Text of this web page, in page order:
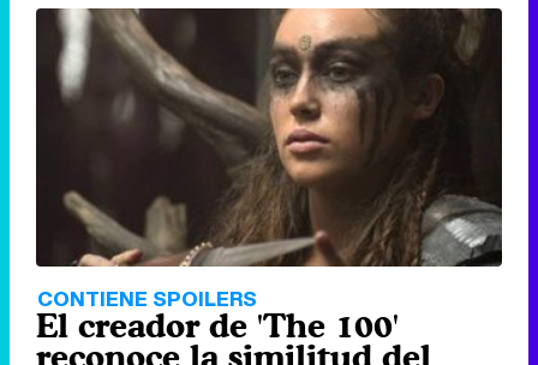
CONTIENE SPOILERS
El creador de 'The 100'
reconoce la similitud del